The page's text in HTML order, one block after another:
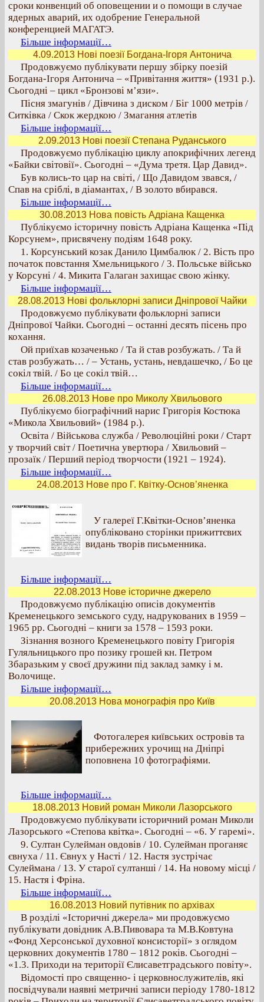
сроки конвенций об оповещении и о помощи в случае
ядерных аварий, их одобрение Генеральной
конференцией МАГАТЭ.
Більше інформації…
4.09.2013 Нові поезії Богдана-Ігоря Антонича
Продовжуємо публікувати першу збірку поезій
Богдана-Ігоря Антонича – «Привітання життя» (1931 р.).
Сьогодні – цикл «Бронзові м’язи».
Пісня змагунів / Дівчина з диском / Біг 1000 метрів /
Ситківка / Скок жердкою / Змагання атлетів
Більше інформації…
2.09.2013 Нові поезії Степана Руданського
Продовжуємо публікацію циклу апокрифічних легенд
«Байки світовії». Сьогодні – «Дума третя. Цар Давид».
Був колись-то цар на світі, / Що Давидом звався, /
Спав на сріблі, в діамантах, / В золото вбирався.
Більше інформації…
30.08.2013 Нова повість Адріана Кащенка
Публікуємо історичну повість Адріана Кащенка «Під
Корсунем», присвячену подіям 1648 року.
1. Корсунський козак Данило Цимбалюк / 2. Вість про
початок повстання Хмельницького / 3. Польське військо
у Корсуні / 4. Микита Галаган захищає свою жінку.
Більше інформації…
28.08.2013 Нові фольклорні записи Дніпрової Чайки
Продовжуємо публікувати фольклорні записи
Дніпрової Чайки. Сьогодні – останні десять пісень про
кохання.
Ой приїхав козаченько / Та й став розбужать. / Та й
став розбужать… / – Устань, устань, невдашечко, / Бо це
сокіл твій. / Бо це сокіл твій…
Більше інформації…
26.08.2013 Нове про Миколу Хвильового
Публікуємо біографічний нарис Григорія Костюка
«Микола Хвильовий» (1984 р.).
Освіта / Військова служба / Революційні роки / Старт
у творчий світ / Поетична увертюра / Хвильовий –
прозаїк / Перший період творчости (1921 – 1924).
Більше інформації…
24.08.2013 Нове про Г. Квітку-Основ’яненка
У галереї Г.Квітки-Основ’яненка
опубліковано сторінки прижиттєвих
видань творів письменника.
Більше інформації…
22.08.2013 Нове історичне джерело
Продовжуємо публікацію описів документів
Кременецького земського суду, надрукованих в 1959 –
1965 рр. Сьогодні – книги за 1578 – 1593 роки.
Зізнання возного Кременецького повіту Григорія
Гуляльницького про позику грошей кн. Петром
Збаразьким у своєї дружини під заклад замку і м.
Волочище.
Більше інформації…
20.08.2013 Нова монографія про Київ
Фотогалерея київських островів та
прибережних урочищ на Дніпрі
поповнена 10 фотографіями.
Більше інформації…
18.08.2013 Новий роман Миколи Лазорського
Продовжуємо публікувати історичний роман Миколи
Лазорського «Степова квітка». Сьогодні – «6. У гаремі».
9. Султан Сулейман овдовів / 10. Сулейман проганяє
євнуха / 11. Євнух у Насті / 12. Настя зустрічає
Сулеймана / 13. У старої султанші / 14. На новому місці /
15. Настя і Фріна.
Більше інформації…
16.08.2013 Новий путівник по архівах
В розділі «Історичні джерела» ми продовжуємо
публікувати довідник А.В.Пивовара та М.В.Ковтуна
«Фонд Херсонської духовної консисторії» з оглядом
церковних документів 1780 – 1812 років. Сьогодні –
«1.3. Приходи на території Єлисаветградського повіту».
Відомості про священно- і церковнослужителів, які
посвідчували наявні метричні записи періоду 1780-1812